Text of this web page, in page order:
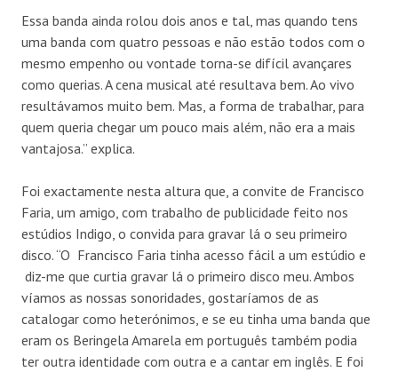
Essa banda ainda rolou dois anos e tal, mas quando tens
uma banda com quatro pessoas e não estão todos com o
mesmo empenho ou vontade torna-se difícil avançares
como querias. A cena musical até resultava bem. Ao vivo
resultávamos muito bem. Mas, a forma de trabalhar, para
quem queria chegar um pouco mais além, não era a mais
vantajosa.” explica.
Foi exactamente nesta altura que, a convite de Francisco
Faria, um amigo, com trabalho de publicidade feito nos
estúdios Indigo, o convida para gravar lá o seu primeiro
disco. “O Francisco Faria tinha acesso fácil a um estúdio e
diz-me que curtia gravar lá o primeiro disco meu. Ambos
víamos as nossas sonoridades, gostaríamos de as
catalogar como heterónimos, e se eu tinha uma banda que
eram os Beringela Amarela em português também podia
ter outra identidade com outra e a cantar em inglês. E foi